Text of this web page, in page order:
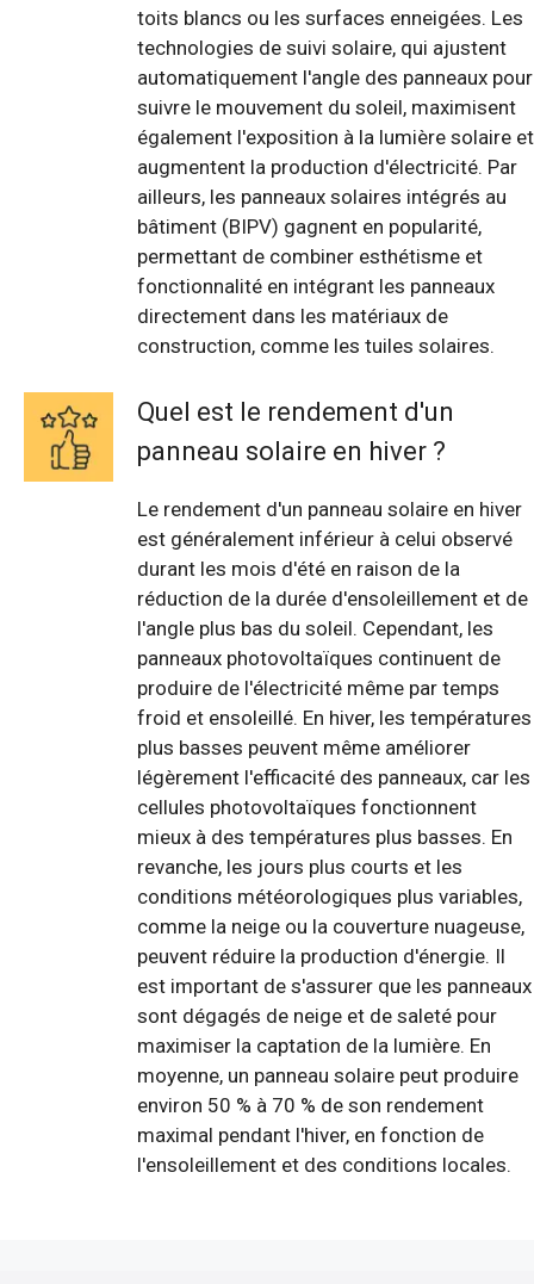
toits blancs ou les surfaces enneigées. Les
technologies de suivi solaire, qui ajustent
automatiquement l'angle des panneaux pour
suivre le mouvement du soleil, maximisent
également l'exposition à la lumière solaire et
augmentent la production d'électricité. Par
ailleurs, les panneaux solaires intégrés au
bâtiment (BIPV) gagnent en popularité,
permettant de combiner esthétisme et
fonctionnalité en intégrant les panneaux
directement dans les matériaux de
construction, comme les tuiles solaires.
Quel est le rendement d'un
panneau solaire en hiver ?
Le rendement d'un panneau solaire en hiver
est généralement inférieur à celui observé
durant les mois d'été en raison de la
réduction de la durée d'ensoleillement et de
l'angle plus bas du soleil. Cependant, les
panneaux photovoltaïques continuent de
produire de l'électricité même par temps
froid et ensoleillé. En hiver, les températures
plus basses peuvent même améliorer
légèrement l'efficacité des panneaux, car les
cellules photovoltaïques fonctionnent
mieux à des températures plus basses. En
revanche, les jours plus courts et les
conditions météorologiques plus variables,
comme la neige ou la couverture nuageuse,
peuvent réduire la production d'énergie. Il
est important de s'assurer que les panneaux
sont dégagés de neige et de saleté pour
maximiser la captation de la lumière. En
moyenne, un panneau solaire peut produire
environ 50 % à 70 % de son rendement
maximal pendant l'hiver, en fonction de
l'ensoleillement et des conditions locales.